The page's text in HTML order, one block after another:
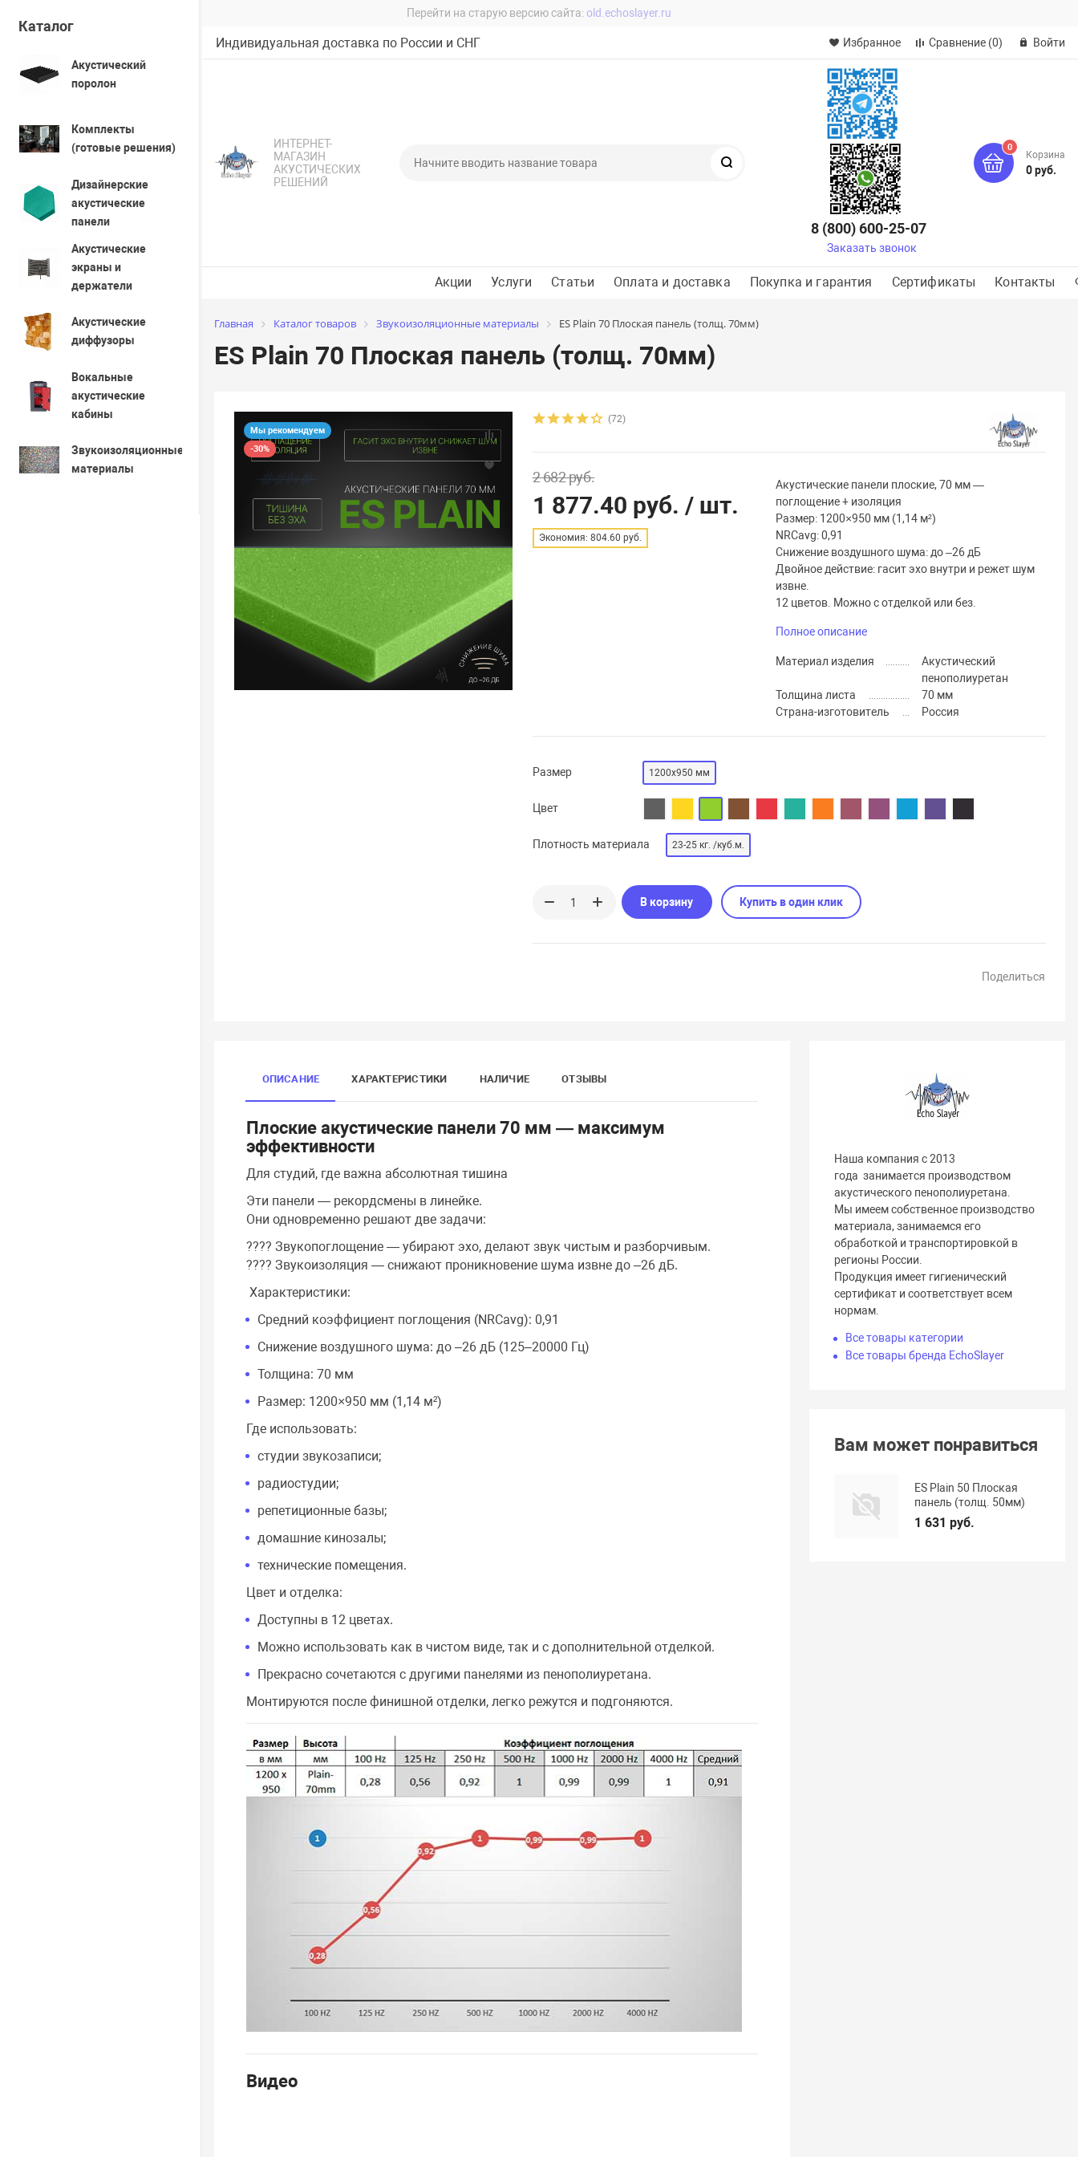
Перейти на старую версию сайта: old.echoslayer.ru
Индивидуальная доставка по России и СНГ Избранное Сравнение (0) Войти
ИНТЕРНЕТ-
МАГАЗИН
АКУСТИЧЕСКИХ
РЕШЕНИЙ
8 (800) 600-25-07
Заказать звонок
0
Корзина
0 руб.
Акции Услуги Статьи Оплата и доставка Покупка и гарантия Сертификаты Контакты
Каталог
Акустический
поролон
Комплекты
(готовые решения)
Дизайнерские
акустические
панели
Акустические
экраны и
держатели
Акустические
диффузоры
Вокальные
акустические
кабины
Звукоизоляционные
материалы
Главная Каталог товаров Звукоизоляционные материалы ES Plain 70 Плоская панель (толщ. 70мм)
ES Plain 70 Плоская панель (толщ. 70мм)
Мы рекомендуем
-30%
(72)
2 682 руб.
1 877.40 руб. / шт.
Экономия: 804.60 руб.
Акустические панели плоские, 70 мм —
поглощение + изоляция
Размер: 1200×950 мм (1,14 м²)
NRCavg: 0,91
Снижение воздушного шума: до –26 дБ
Двойное действие: гасит эхо внутри и режет шум
извне.
12 цветов. Можно с отделкой или без.
Полное описание
Материал изделия
Акустический
пенополиуретан
Толщина листа
70 мм
Страна-изготовитель
Россия
Размер 1200х950 мм
Цвет
Плотность материала 23-25 кг. /куб.м.
В корзину Купить в один клик
Поделиться
ОПИСАНИЕ ХАРАКТЕРИСТИКИ НАЛИЧИЕ ОТЗЫВЫ
Плоские акустические панели 70 мм — максимум
эффективности
Для студий, где важна абсолютная тишина
Эти панели — рекордсмены в линейке.
Они одновременно решают две задачи:
???? Звукопоглощение — убирают эхо, делают звук чистым и разборчивым.
???? Звукоизоляция — снижают проникновение шума извне до –26 дБ.
Характеристики:
Средний коэффициент поглощения (NRCavg): 0,91
Снижение воздушного шума: до –26 дБ (125–20000 Гц)
Толщина: 70 мм
Размер: 1200×950 мм (1,14 м²)
Где использовать:
студии звукозаписи;
радиостудии;
репетиционные базы;
домашние кинозалы;
технические помещения.
Цвет и отделка:
Доступны в 12 цветах.
Можно использовать как в чистом виде, так и с дополнительной отделкой.
Прекрасно сочетаются с другими панелями из пенополиуретана.
Монтируются после финишной отделки, легко режутся и подгоняются.
Видео
Наша компания с 2013
года занимается производством
акустического пенополиуретана.
Мы имеем собственное производство
материала, занимаемся его
обработкой и транспортировкой в
регионы России.
Продукция имеет гигиенический
сертификат и соответствует всем
нормам.
Все товары категории
Все товары бренда EchoSlayer
Вам может понравиться
ES Plain 50 Плоская
панель (толщ. 50мм)
1 631 руб.